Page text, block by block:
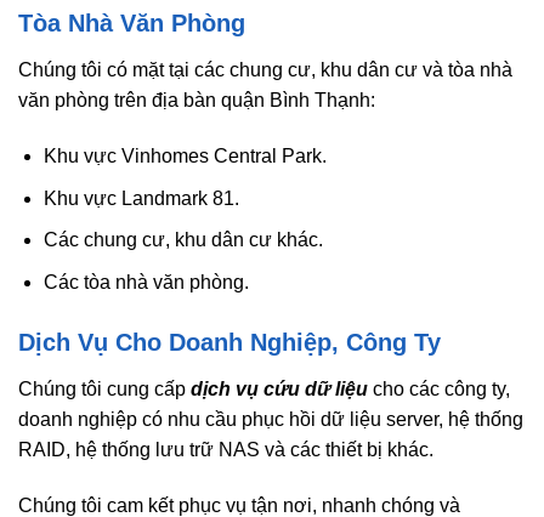
Tòa Nhà Văn Phòng
Chúng tôi có mặt tại các chung cư, khu dân cư và tòa nhà
văn phòng trên địa bàn quận Bình Thạnh:
Khu vực Vinhomes Central Park.
Khu vực Landmark 81.
Các chung cư, khu dân cư khác.
Các tòa nhà văn phòng.
Dịch Vụ Cho Doanh Nghiệp, Công Ty
Chúng tôi cung cấp dịch vụ cứu dữ liệu cho các công ty,
doanh nghiệp có nhu cầu phục hồi dữ liệu server, hệ thống
RAID, hệ thống lưu trữ NAS và các thiết bị khác.
Chúng tôi cam kết phục vụ tận nơi, nhanh chóng và